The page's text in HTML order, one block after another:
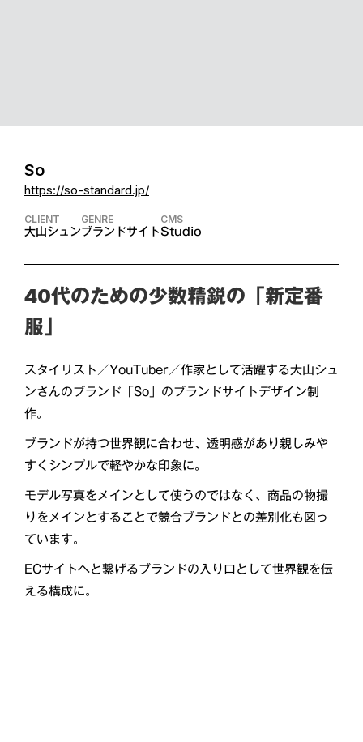
So
https://so-standard.jp/
CLIENT
大山シュン
GENRE
ブランドサイト
CMS
Studio
40代のための少数精鋭の「新定番
服」
スタイリスト／YouTuber／作家として活躍する大山シュ
ンさんのブランド「So」のブランドサイトデザイン制
作。
ブランドが持つ世界観に合わせ、透明感があり親しみや
すくシンプルで軽やかな印象に。
モデル写真をメインとして使うのではなく、商品の物撮
りをメインとすることで競合ブランドとの差別化も図っ
ています。
ECサイトへと繋げるブランドの入り口として世界観を伝
える構成に。